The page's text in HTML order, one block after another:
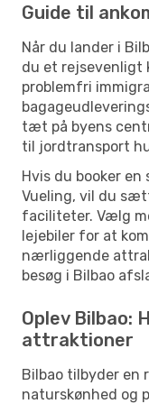
Guide til
Når du lander i
du et rejsevenligt
problemfri
tæt på byens
til jordtransport
Hvis du booker
Vueling, vil du
faciliteter. Vælg
lejebiler for at
nærliggende
besøg i Bilbao
Oplev Bilbao:
attraktioner
Bilbao tilbyder en
naturskønhed og